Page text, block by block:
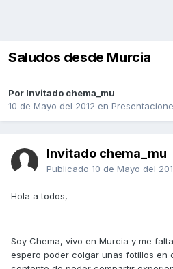
Saludos desde Murcia
Por Invitado chema_mu
10 de Mayo del 2012 en
Invitado chema_mu
Publicado 10 de Mayo del
Hola a todos,
Soy Chema, vivo en Murcia y me
espero poder colgar unas fotillos en